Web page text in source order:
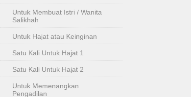
Untuk Membuat Istri / Wanita
Salikhah
Untuk Hajat atau Keinginan
Satu Kali Untuk Hajat 1
Satu Kali Untuk Hajat 2
Untuk Memenangkan
Pengadilan